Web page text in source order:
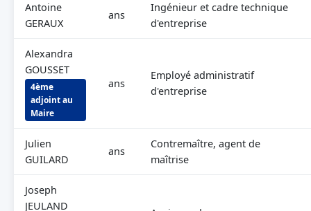
Antoine
GERAUX
ans
Ingénieur et cadre technique
d'entreprise
Alexandra
GOUSSET
4ème
adjoint au
Maire
ans
Employé administratif
d'entreprise
Julien
GUILARD
ans
Contremaître, agent de
maîtrise
Joseph
JEULAND